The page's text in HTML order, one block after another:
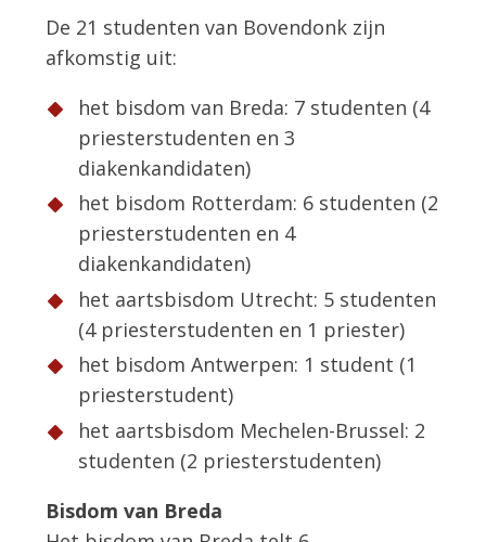
De 21 studenten van Bovendonk zijn
afkomstig uit:
het bisdom van Breda: 7 studenten (4
priesterstudenten en 3
diakenkandidaten)
het bisdom Rotterdam: 6 studenten (2
priesterstudenten en 4
diakenkandidaten)
het aartsbisdom Utrecht: 5 studenten
(4 priesterstudenten en 1 priester)
het bisdom Antwerpen: 1 student (1
priesterstudent)
het aartsbisdom Mechelen-Brussel: 2
studenten (2 priesterstudenten)
Bisdom van Breda